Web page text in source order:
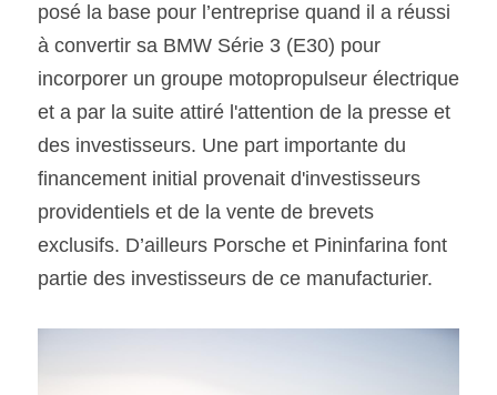
posé la base pour l’entreprise quand il a réussi
à convertir sa BMW Série 3 (E30) pour
incorporer un groupe motopropulseur électrique
et a par la suite attiré l'attention de la presse et
des investisseurs. Une part importante du
financement initial provenait d'investisseurs
providentiels et de la vente de brevets
exclusifs. D’ailleurs Porsche et Pininfarina font
partie des investisseurs de ce manufacturier.